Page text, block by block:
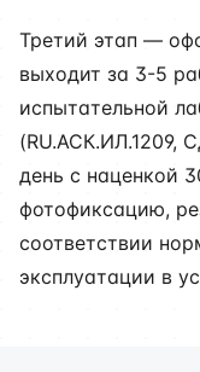
Третий этап —
выходит за 3-5
испытательной
(RU.АСК.ИЛ.1209,
день с наценкой
фотофиксацию,
соответствии
эксплуатации в